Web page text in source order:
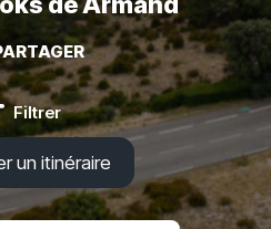
Filtrer
un itinéraire